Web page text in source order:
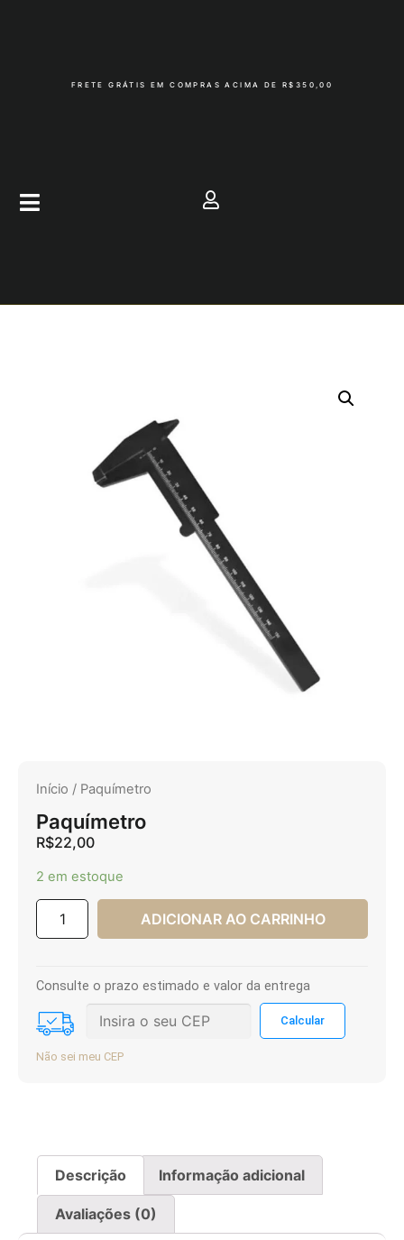
FRETE GRÁTIS EM COMPRAS ACIMA DE R$350,00
Início / Paquímetro
Paquímetro
R$22,00
2 em estoque
ADICIONAR AO CARRINHO
Consulte o prazo estimado e valor da entrega
Não sei meu CEP
Descrição Informação adicional
Avaliações (0)